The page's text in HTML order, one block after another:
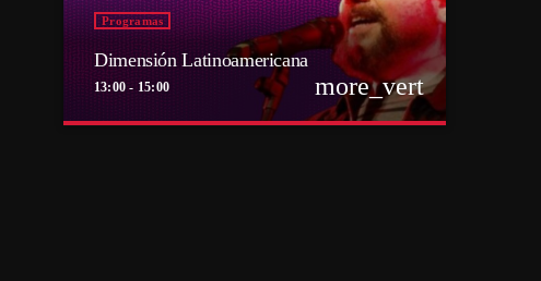
Programas
Dimensión Latinoamericana
13:00 - 15:00 more_vert